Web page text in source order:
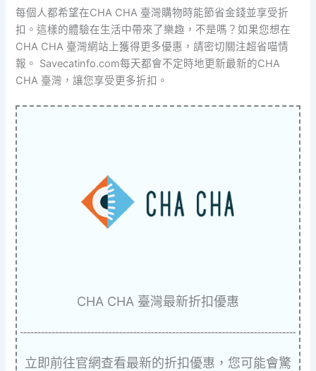
每個人都希望在CHA CHA 臺灣購物時能節省金錢並享受折
扣。這樣的體驗在生活中帶來了樂趣，不是嗎？如果您想在
CHA CHA 臺灣網站上獲得更多優惠，請密切關注超省喵情
報。 Savecatinfo.com每天都會不定時地更新最新的CHA
CHA 臺灣，讓您享受更多折扣。
CHA CHA 臺灣最新折扣優惠
立即前往官網查看最新的折扣優惠，您可能會驚